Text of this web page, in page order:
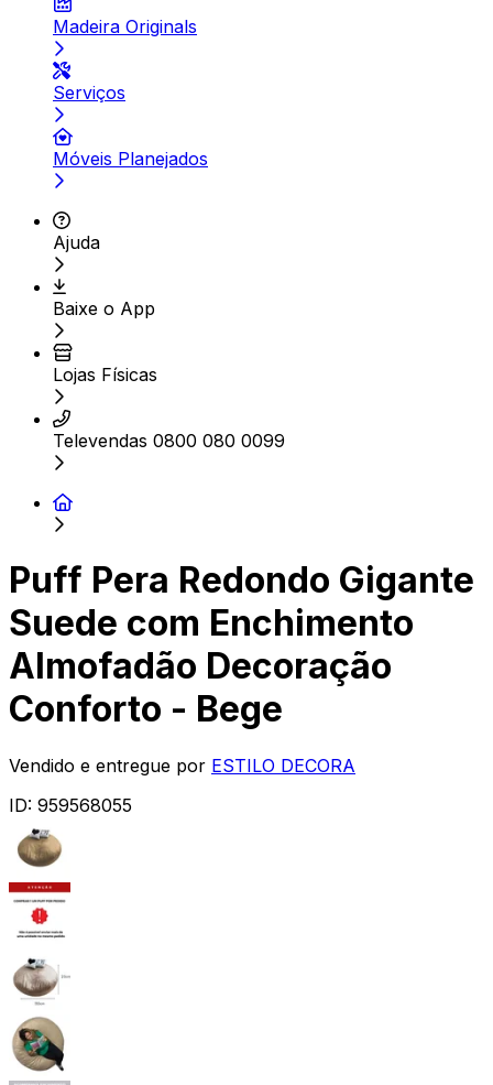
Madeira Originals
Serviços
Móveis Planejados
Ajuda
Baixe o App
Lojas Físicas
Televendas 0800 080 0099
Puff Pera Redondo Gigante
Suede com Enchimento
Almofadão Decoração
Conforto - Bege
Vendido e entregue por ESTILO DECORA
ID: 959568055